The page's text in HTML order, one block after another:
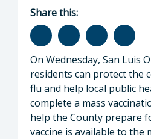
Share this:
On Wednesday, San Luis
residents can protect the
flu and help local public
complete a mass
help the County prepare
vaccine is available to the